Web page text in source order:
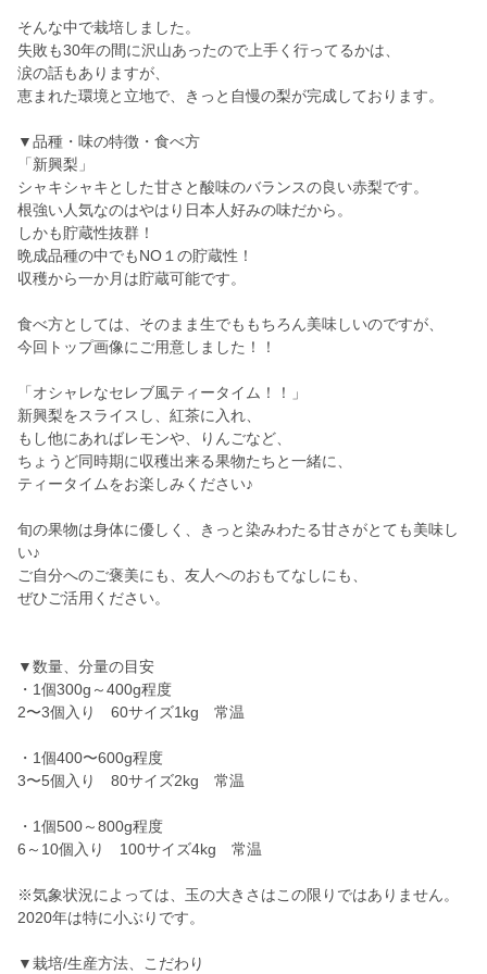
そんな中で栽培しました。
失敗も30年の間に沢山あったので上手く行ってるかは、
涙の話もありますが、
恵まれた環境と立地で、きっと自慢の梨が完成しております。
▼品種・味の特徴・食べ方
「新興梨」
シャキシャキとした甘さと酸味のバランスの良い赤梨です。
根強い人気なのはやはり日本人好みの味だから。
しかも貯蔵性抜群！
晩成品種の中でもNO１の貯蔵性！
収穫から一か月は貯蔵可能です。
食べ方としては、そのまま生でももちろん美味しいのですが、
今回トップ画像にご用意しました！！
「オシャレなセレブ風ティータイム！！」
新興梨をスライスし、紅茶に入れ、
もし他にあればレモンや、りんごなど、
ちょうど同時期に収穫出来る果物たちと一緒に、
ティータイムをお楽しみください♪
旬の果物は身体に優しく、きっと染みわたる甘さがとても美味し
い♪
ご自分へのご褒美にも、友人へのおもてなしにも、
ぜひご活用ください。
▼数量、分量の目安
・1個300g～400g程度
2〜3個入り 60サイズ1kg 常温
・1個400〜600g程度
3〜5個入り 80サイズ2kg 常温
・1個500～800g程度
6～10個入り 100サイズ4kg 常温
※気象状況によっては、玉の大きさはこの限りではありません。
2020年は特に小ぶりです。
▼栽培/生産方法、こだわり